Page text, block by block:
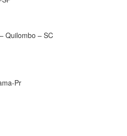
Quilombo – SC
Pr